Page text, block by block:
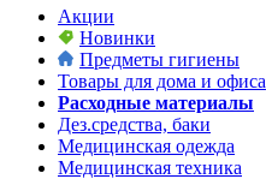
Акции
Новинки
Предметы гигиены
Товары для дома и офиса
Расходные материалы
Дез.средства, баки
Медицинская одежда
Медицинская техника